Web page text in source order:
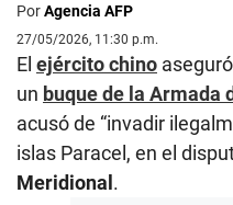
PorAgencia AFP
27/05/2026, 11:30 p.m.
El ejército chino
un buque de la Armada
acusó de “invadir
islas Paracel, en el
Meridional.